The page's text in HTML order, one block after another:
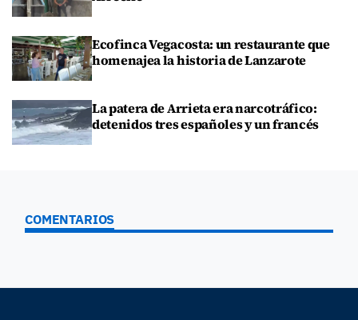
Ecofinca Vegacosta: un restaurante que
homenajea la historia de Lanzarote
La patera de Arrieta era narcotráfico:
detenidos tres españoles y un francés
COMENTARIOS